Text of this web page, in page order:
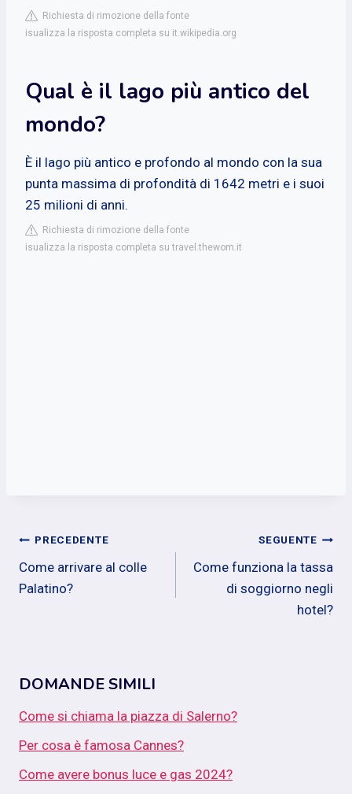
Richiesta di rimozione della fonte
isualizza la risposta completa su it.wikipedia.org
Qual è il lago più antico del
mondo?
È il lago più antico e profondo al mondo con la sua
punta massima di profondità di 1642 metri e i suoi
25 milioni di anni.
Richiesta di rimozione della fonte
isualizza la risposta completa su travel.thewom.it
Navigazione
articoli
PRECEDENTE
Come arrivare al colle
Palatino?
SEGUENTE
Come funziona la tassa
di soggiorno negli
hotel?
DOMANDE SIMILI
Come si chiama la piazza di Salerno?
Per cosa è famosa Cannes?
Come avere bonus luce e gas 2024?